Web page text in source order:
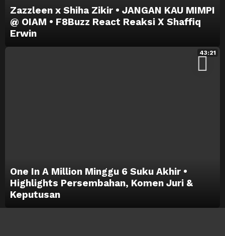
Zazzleen x Shiha Zikir • JANGAN KAU MIMPI
@ OIAM • F8Buzz React Reaksi X Shaffiq
Erwin
43:21
One In A Million Minggu 6 Suku Akhir •
Highlights Persembahan, Komen Juri &
Keputusan